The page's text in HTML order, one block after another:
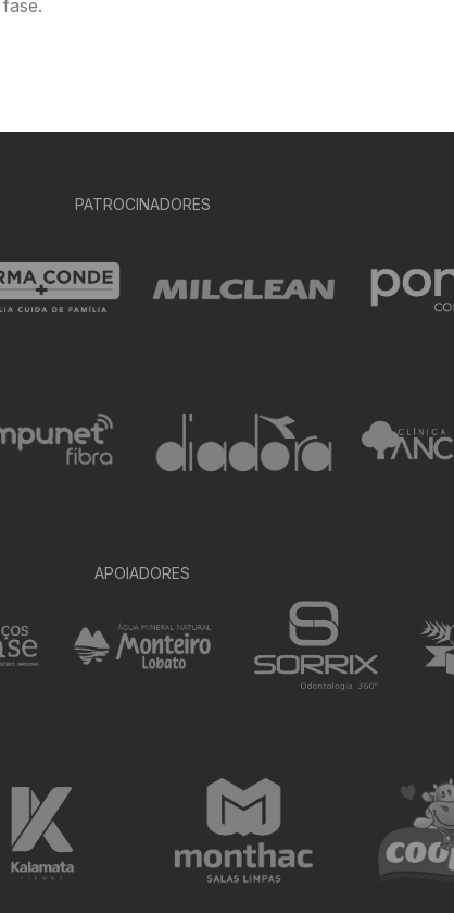
PATROCINADORES
APOIADORES